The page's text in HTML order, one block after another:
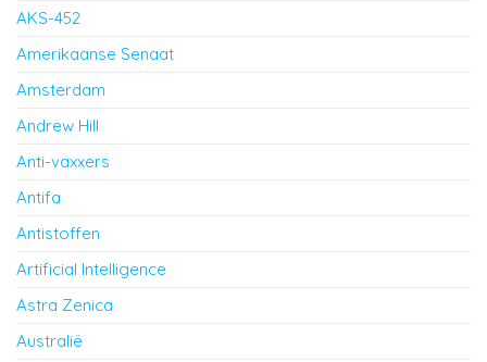
AKS-452
Amerikaanse Senaat
Amsterdam
Andrew Hill
Anti-vaxxers
Antifa
Antistoffen
Artificial Intelligence
Astra Zenica
Australië